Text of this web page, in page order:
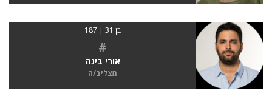
בן 31 | 187
#
אורי בינה
מצליב/ה